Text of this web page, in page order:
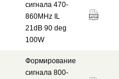
сигнала 470-
860MHz IL
21dB 90 deg
100W
Формирование
сигнала 800-